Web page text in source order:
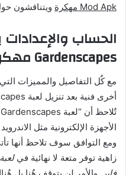
Mod Apk مهكرة
ويتناقشون
الحساب
Gardenscapes مهكرة اخر اصدار للأندرويد
مع كٌل التفاصيل والمميزات
الأجهزة الإلكترونية مثل
ومع التوافق سوف تلاحظ أنها
زاهية توفر متعة لا نهائية في